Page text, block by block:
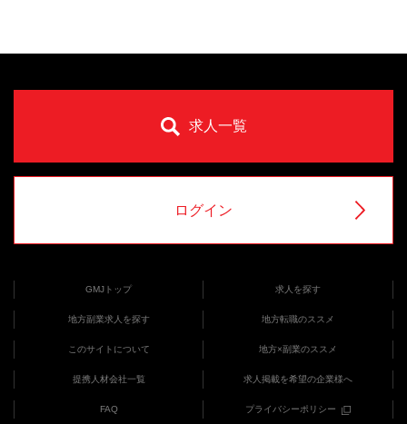
求人一覧
ログイン
GMJトップ 求人を探す
地方副業求人を探す 地方転職のススメ
このサイトについて 地方×副業のススメ
提携人材会社一覧 求人掲載を希望の企業様へ
FAQ プライバシーポリシー